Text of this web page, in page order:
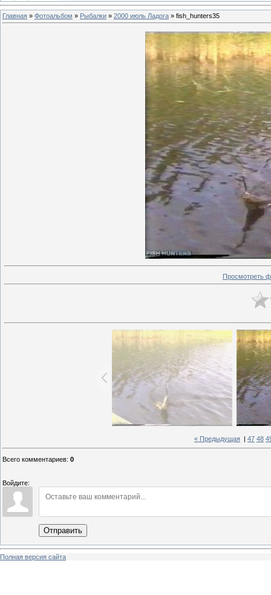
Главная » Фотоальбом » Рыбалки » 2000 июль Ладога » fish_hunters35
Просмотреть
« Предыдущая 47 48
Всего комментариев: 0
Войдите:
Отправить
Полная версия сайта